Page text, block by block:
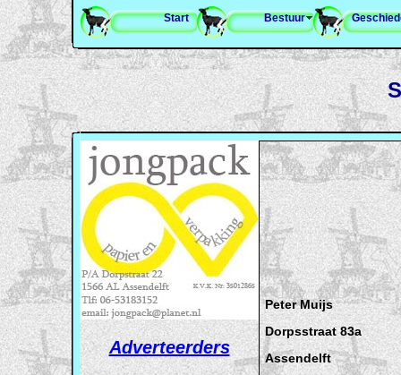
Start Bestuur
Adverteerders
Peter Muijs
Dorpsstraat 83a
Assendelft